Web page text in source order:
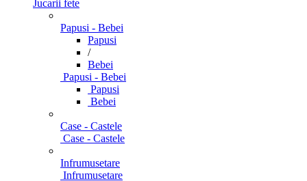
Jucarii fete
Papusi - Bebei
Papusi
/
Bebei
Papusi - Bebei
Papusi
Bebei
Case - Castele
Case - Castele
Infrumusetare
Infrumusetare